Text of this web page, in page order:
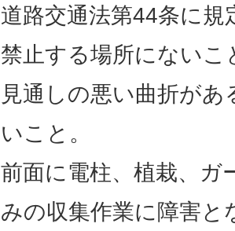
道路交通法第44条に
禁止する場所にないこ
見通しの悪い曲折が
いこと。
前面に電柱、植栽、ガ
みの収集作業に障害